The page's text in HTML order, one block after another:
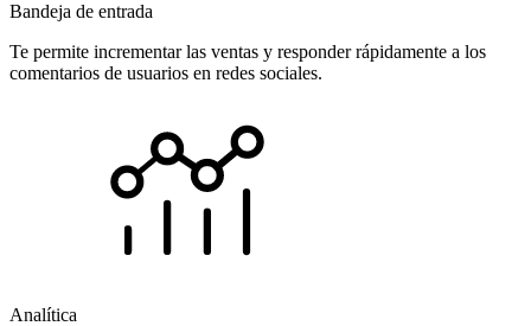
Bandeja de entrada
Te permite incrementar las ventas y responder rápidamente a los
comentarios de usuarios en redes sociales.
Analítica